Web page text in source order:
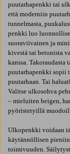
puutarhapenkki tai
että moderniin
tunnelmasta,
penkki luo
suoraviivainen ja
kivestä tai betonista
kanssa. Takoraudasta
puutarhapenkki sopii
puutarhaan. Tai
Valitse ulkosohva
– mieluiten beigen,
pyöristetyillä
Ulkopenkki voidaan
käytännöllisen
toimivuuden.